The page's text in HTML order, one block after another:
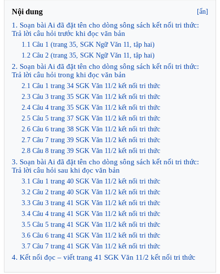
Nội dung [ẩn]
1. Soạn bài Ai đã đặt tên cho dòng sông sách kết nối tri thức:
Trả lời câu hỏi trước khi đọc văn bản
1.1 Câu 1 (trang 35, SGK Ngữ Văn 11, tập hai)
1.2 Câu 2 (trang 35, SGK Ngữ Văn 11, tập hai)
2. Soạn bài Ai đã đặt tên cho dòng sông sách kết nối tri thức:
Trả lời câu hỏi trong khi đọc văn bản
2.1 Câu 1 trang 34 SGK Văn 11/2 kết nối tri thức
2.3 Câu 3 trang 35 SGK Văn 11/2 kết nối tri thức
2.4 Câu 4 trang 35 SGK Văn 11/2 kết nối tri thức
2.5 Câu 5 trang 37 SGK Văn 11/2 kết nối tri thức
2.6 Câu 6 trang 38 SGK Văn 11/2 kết nối tri thức
2.7 Câu 7 trang 39 SGK Văn 11/2 kết nối tri thức
2.8 Câu 8 trang 39 SGK Văn 11/2 kết nối tri thức
3. Soạn bài Ai đã đặt tên cho dòng sông sách kết nối tri thức:
Trả lời câu hỏi sau khi đọc văn bản
3.1 Câu 1 trang 40 SGK Văn 11/2 kết nối tri thức
3.2 Câu 2 trang 40 SGK Văn 11/2 kết nối tri thức
3.3 Câu 3 trang 41 SGK Văn 11/2 kết nối tri thức
3.4 Câu 4 trang 41 SGK Văn 11/2 kết nối tri thức
3.5 Câu 5 trang 41 SGK Văn 11/2 kết nối tri thức
3.6 Câu 6 trang 41 SGK Văn 11/2 kết nối tri thức
3.7 Câu 7 trang 41 SGK Văn 11/2 kết nối tri thức
4. Kết nối đọc – viết trang 41 SGK Văn 11/2 kết nối tri thức